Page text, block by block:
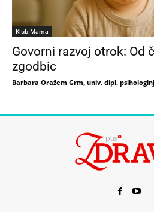
Klub Mama
Govorni razvoj otrok: Od
zgodbic
Barbara Oražem Grm, univ. dipl.